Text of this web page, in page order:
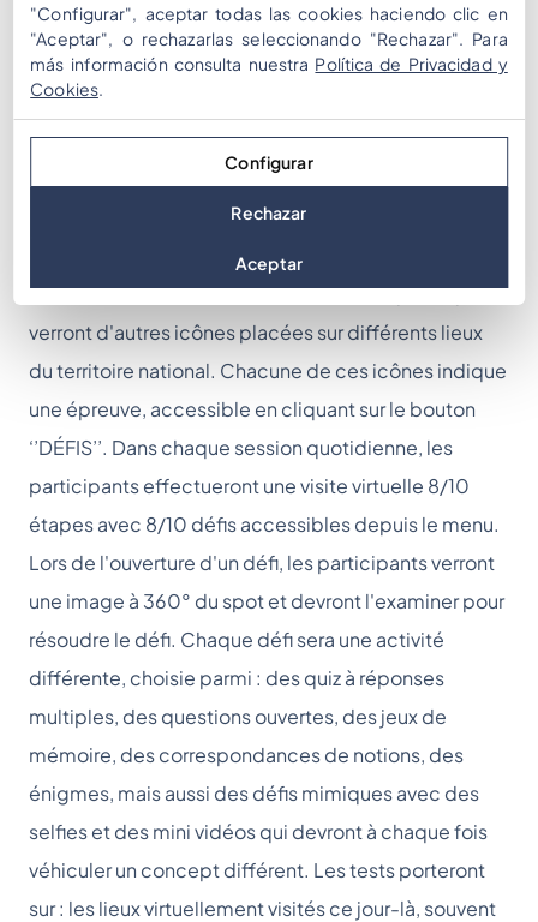
bonnes pratiques sur le Smart Working, l'autre moitié
des curiosités sur le territoire choisi.
En faisant un zoom arrière sur la carte, les participants
verront d'autres icônes placées sur différents lieux
du territoire national. Chacune de ces icônes indique
une épreuve, accessible en cliquant sur le bouton
‘’DÉFIS’’. Dans chaque session quotidienne, les
participants effectueront une visite virtuelle 8/10
étapes avec 8/10 défis accessibles depuis le menu.
Lors de l'ouverture d'un défi, les participants verront
une image à 360° du spot et devront l'examiner pour
résoudre le défi. Chaque défi sera une activité
différente, choisie parmi : des quiz à réponses
multiples, des questions ouvertes, des jeux de
mémoire, des correspondances de notions, des
énigmes, mais aussi des défis mimiques avec des
selfies et des mini vidéos qui devront à chaque fois
véhiculer un concept différent. Les tests porteront
sur : les lieux virtuellement visités ce jour-là, souvent
"Configurar", aceptar todas las cookies haciendo clic en
"Aceptar", o rechazarlas seleccionando "Rechazar". Para
más información consulta nuestra Política de Privacidad y
Cookies.
Configurar
Rechazar
Aceptar